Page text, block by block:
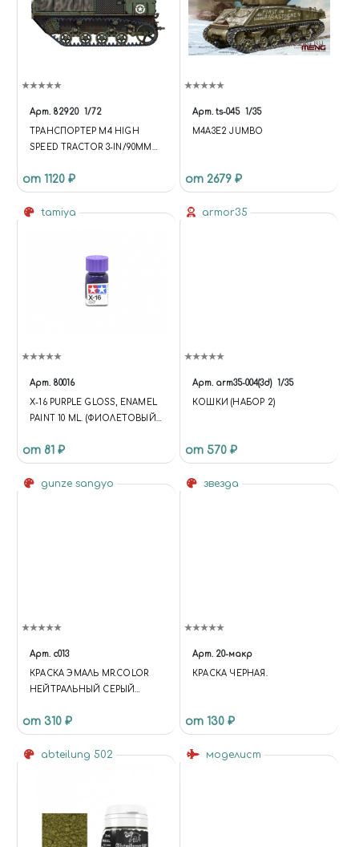
Арт. 82920 1/72
ТРАНСПОРТЕР M4 HIGH
SPEED TRACTOR 3-IN/90MM
от 1120 ₽
Арт. ts-045 1/35
M4A3E2 JUMBO
от 2679 ₽
tamiya
Арт. 80016
X-16 PURPLE GLOSS, ENAMEL
PAINT 10 ML. (ФИОЛЕТОВЫЙ
от 81 ₽
armor35
Арт. arm35-004(3d) 1/35
КОШКИ (НАБОР 2)
от 570 ₽
gunze sangyo
Арт. c013
КРАСКА ЭМАЛЬ MR.COLOR
НЕЙТРАЛЬНЫЙ СЕРЫЙ
АВИАЦИЯ США,10МЛ
от 310 ₽
звезда
Арт. 20-макр
КРАСКА ЧЕРНАЯ.
от 130 ₽
abteilung 502 моделист